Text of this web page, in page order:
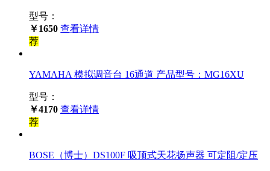
型号：
￥1650 查看详情
荐
YAMAHA 模拟调音台 16通道 产品型号：MG16XU
型号：
￥4170 查看详情
荐
BOSE（博士）DS100F 吸顶式天花扬声器 可定阻/定压